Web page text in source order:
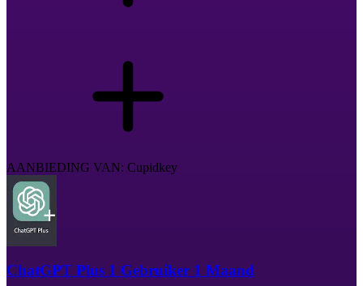
AANBIEDING VAN: Cupidkey
ChatGPT Plus 1 Gebruiker 1 Maand